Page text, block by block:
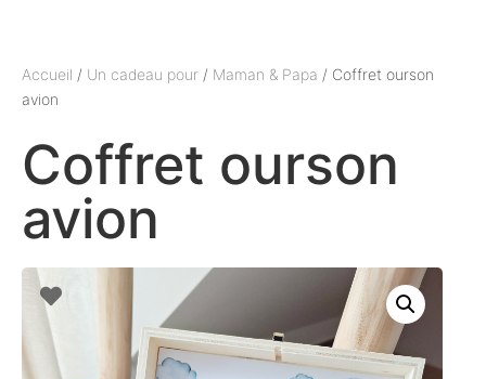
Accueil / Un cadeau pour / Maman & Papa / Coffret ourson
avion
Coffret ourson
avion